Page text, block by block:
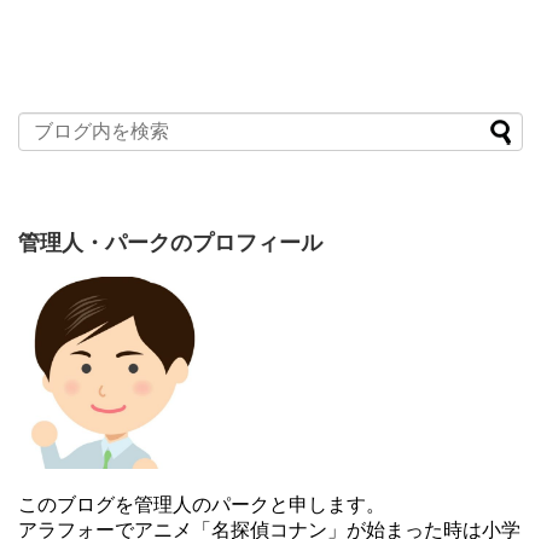
管理人・パークのプロフィール
このブログを管理人のパークと申します。
アラフォーでアニメ「名探偵コナン」が始まった時は小学